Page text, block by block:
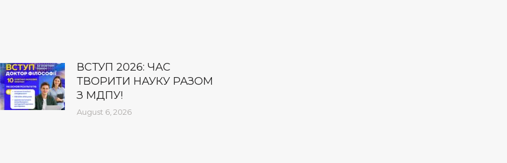
ВСТУП 2026: ЧАС
ТВОРИТИ НАУКУ РАЗОМ
З МДПУ!
August 6, 2026